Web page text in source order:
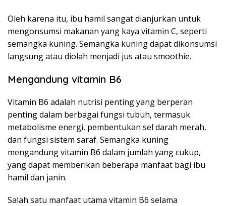
Oleh karena itu, ibu hamil sangat dianjurkan untuk
mengonsumsi makanan yang kaya vitamin C, seperti
semangka kuning. Semangka kuning dapat dikonsumsi
langsung atau diolah menjadi jus atau smoothie.
Mengandung vitamin B6
Vitamin B6 adalah nutrisi penting yang berperan
penting dalam berbagai fungsi tubuh, termasuk
metabolisme energi, pembentukan sel darah merah,
dan fungsi sistem saraf. Semangka kuning
mengandung vitamin B6 dalam jumlah yang cukup,
yang dapat memberikan beberapa manfaat bagi ibu
hamil dan janin.
Salah satu manfaat utama vitamin B6 selama